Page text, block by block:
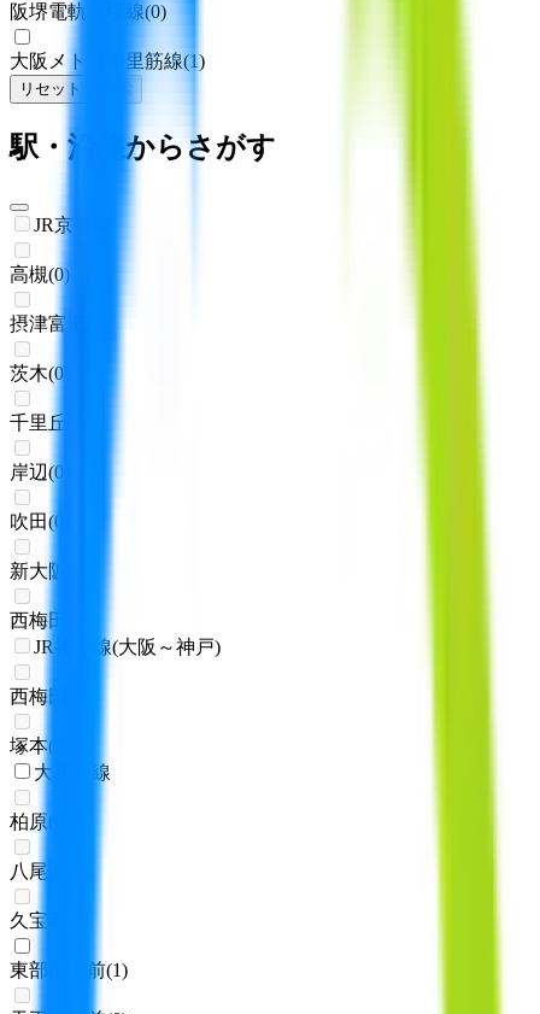
阪堺電軌阪堺線(0)
大阪メトロ今里筋線(1)
リセット
駅・沿線からさがす
JR京都線
高槻(0)
摂津富田
茨木(0
千里丘
岸辺(0
吹田(0
新大阪
西梅田
JR神戸線(大阪～神戸)
西梅田
塚本(
大和路線
柏原
八尾
久宝寺
東部市場前(1)